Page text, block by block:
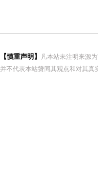
【慎重声明】
凡本站未注明来源
并不代表本站赞同其观点和对其